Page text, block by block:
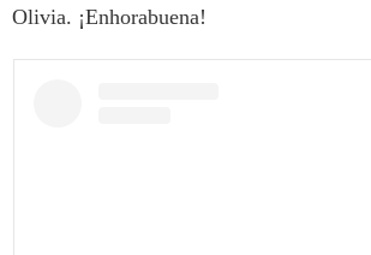
Olivia. ¡Enhorabuena!